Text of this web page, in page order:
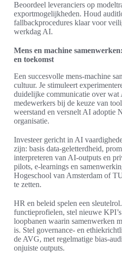
Beoordeel leveranciers op
exportmogelijkheden. Houd
fallbackprocedures klaar voor
werkdag AI.
Mens en machine
en toekomst
Een succesvolle mens-machine
cultuur. Je stimuleert
duidelijke communicatie over
medewerkers bij de keuze van
weerstand en versnelt AI adoptie
organisatie.
Investeer gericht in AI
zijn: basis data-geletterdheid,
interpreteren van AI-outputs en
pilots, e-learnings en
Hogeschool van Amsterdam of
te zetten.
HR en beleid spelen een
functieprofielen, stel nieuwe
loopbanen waarin samenwerken
is. Stel governance- en
de AVG, met regelmatige bias-
onjuiste outputs.